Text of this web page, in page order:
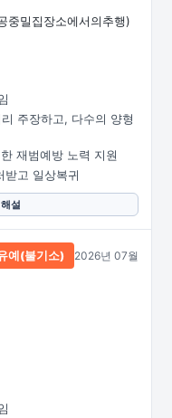
중밀집장소에서의추행)
주장하고, 다수의 양형
재범예방 노력 지원
받고 일상복귀
설
예(불기소) 2026년 07월